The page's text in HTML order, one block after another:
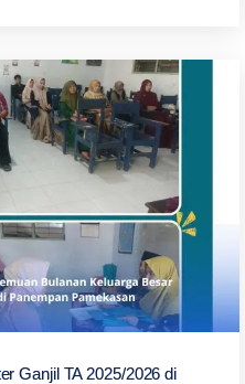
Ganjil TA 2025/2026 di